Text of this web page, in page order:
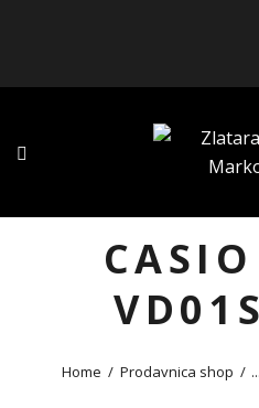
Home Prodavnica shop ...